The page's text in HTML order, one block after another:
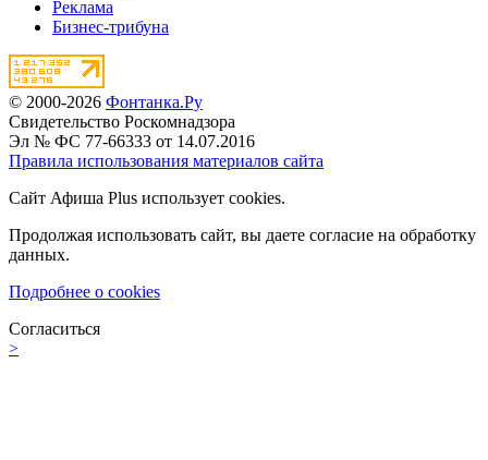
Реклама
Бизнес-трибуна
© 2000-2026 Фонтанка.Ру
Свидетельство Роскомнадзора
Эл № ФС 77-66333 от 14.07.2016
Правила использования материалов сайта
Сайт Афиша Plus использует cookies.
Продолжая использовать сайт, вы даете согласие на обработку
данных.
Подробнее о cookies
Согласиться
>